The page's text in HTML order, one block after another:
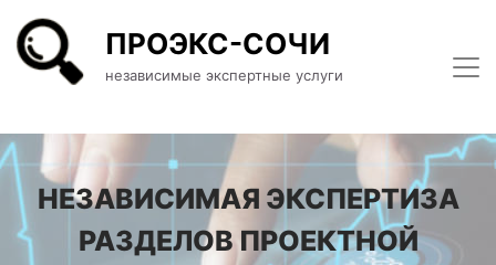
ПРОЭКС-СОЧИ
независимые экспертные услуги
НЕЗАВИСИМАЯ ЭКСПЕРТИЗА
РАЗДЕЛОВ ПРОЕКТНОЙ